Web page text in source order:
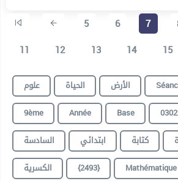
5 6 7
11
12 13 14 15
علوم الحياة الأرض
9ème
Année Base
السادسة
ابتدائي كتابة
الكسرية
{2493} Mathématique